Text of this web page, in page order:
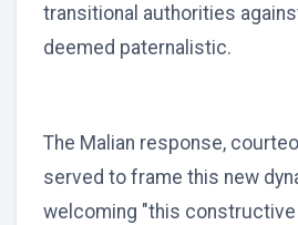
transitional authorities
deemed paternalistic.
The Malian response,
served to frame this new
welcoming "this constructive